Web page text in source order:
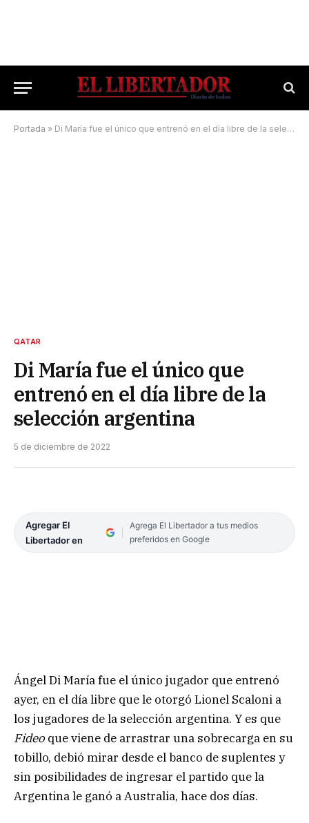
Portada » Di María fue el único que entrenó en el día libre de la selección argentina
QATAR
Di María fue el único que
entrenó en el día libre de la
selección argentina
5 de diciembre de 2022
Agregar El
Libertador en
Agrega El Libertador a tus medios
preferidos en Google
Ángel Di María fue el único jugador que entrenó
ayer, en el día libre que le otorgó Lionel Scaloni a
los jugadores de la selección argentina. Y es que
Fideo que viene de arrastrar una sobrecarga en su
tobillo, debió mirar desde el banco de suplentes y
sin posibilidades de ingresar el partido que la
Argentina le ganó a Australia, hace dos días.